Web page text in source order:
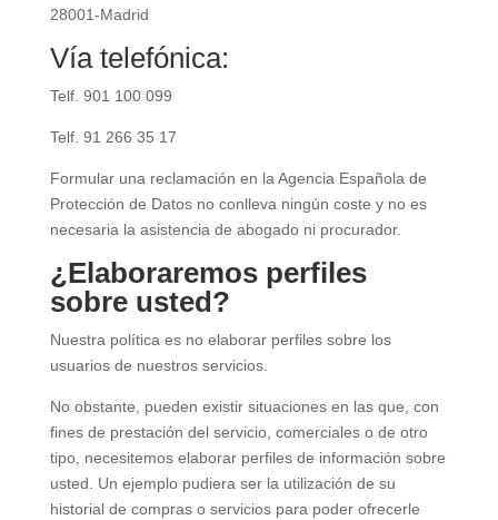
28001-Madrid
Vía telefónica:
Telf. 901 100 099
Telf. 91 266 35 17
Formular una reclamación en la Agencia Española de
Protección de Datos no conlleva ningún coste y no es
necesaria la asistencia de abogado ni procurador.
¿Elaboraremos perfiles
sobre usted?
Nuestra política es no elaborar perfiles sobre los
usuarios de nuestros servicios.
No obstante, pueden existir situaciones en las que, con
fines de prestación del servicio, comerciales o de otro
tipo, necesitemos elaborar perfiles de información sobre
usted. Un ejemplo pudiera ser la utilización de su
historial de compras o servicios para poder ofrecerle